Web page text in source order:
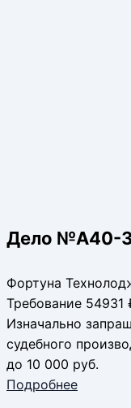
Дело №А40-
Фортуна
Требование
Изначально
судебного
до 10 000 руб.
Подробнее